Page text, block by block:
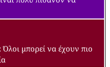
μπορεί να έχουν πιο